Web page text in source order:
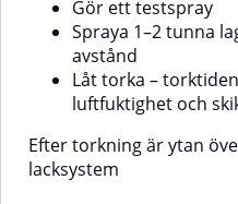
Gör ett testspray
Spraya 1–2 tunna
avstånd
Låt torka –
luftfuktighet och
Efter torkning är ytan
lacksystem